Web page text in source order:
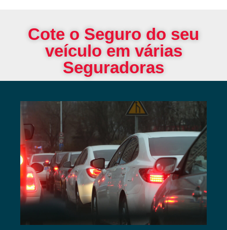
Cote o Seguro do seu
veículo em várias
Seguradoras